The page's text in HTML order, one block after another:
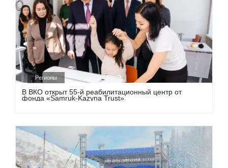
Регионы
В ВКО открыт 55-й реабилитационный центр от
фонда «Samruk-Kazyna Trust»